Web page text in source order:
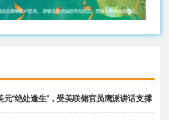
“绝处逢生”，受美联储官员鹰派讲话支撑